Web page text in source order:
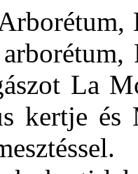
La
kertje és